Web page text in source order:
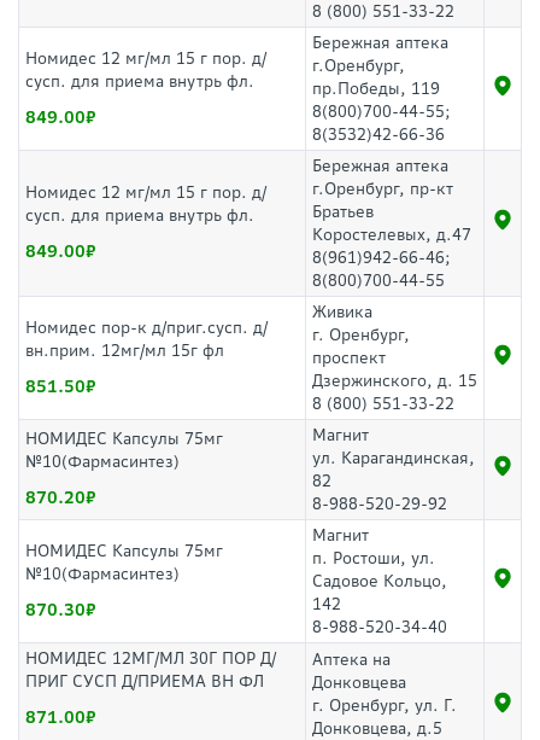
8 (800) 551-33-22
Номидес 12 мг/мл 15 г пор. д/
сусп. для приема внутрь фл.
849.00
Бережная аптека
г.Оренбург,
пр.Победы, 119
8(800)700-44-55;
8(3532)42-66-36
Номидес 12 мг/мл 15 г пор. д/
сусп. для приема внутрь фл.
849.00
Бережная аптека
г.Оренбург, пр-кт
Братьев
Коростелевых, д.47
8(961)942-66-46;
8(800)700-44-55
Номидес пор-к д/приг.сусп. д/
вн.прим. 12мг/мл 15г фл
851.50
Живика
г. Оренбург,
проспект
Дзержинского, д. 15
8 (800) 551-33-22
НОМИДЕС Капсулы 75мг
№10(Фармасинтез)
870.20
Магнит
ул. Карагандинская,
82
8-988-520-29-92
НОМИДЕС Капсулы 75мг
№10(Фармасинтез)
870.30
Магнит
п. Ростоши, ул.
Садовое Кольцо,
142
8-988-520-34-40
НОМИДЕС 12МГ/МЛ 30Г ПОР Д/
ПРИГ СУСП Д/ПРИЕМА ВН ФЛ
871.00
Аптека на
Донковцева
г. Оренбург, ул. Г.
Донковцева, д.5